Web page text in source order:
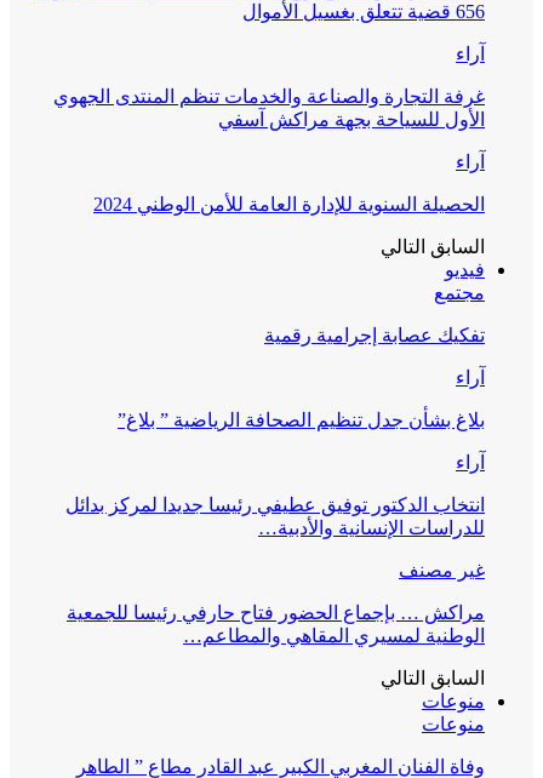
656 قضية تتعلق بغسيل الأموال
آراء
غرفة التجارة والصناعة والخدمات تنظم المنتدى الجهوي
الأول للسياحة بجهة مراكش آسفي
آراء
الحصيلة السنوية للإدارة العامة للأمن الوطني 2024
السابق التالي
فيديو
مجتمع
تفكيك عصابة إجرامية رقمية
آراء
بلاغ بشأن جدل تنظيم الصحافة الرياضية ” بلاغ”
آراء
انتخاب الدكتور توفيق عطيفي رئيسا جديدا لمركز بدائل
للدراسات الإنسانية والأدبية…
غير مصنف
مراكش … بإجماع الحضور فتاح حارفي رئيسا للجمعية
الوطنية لمسيري المقاهي والمطاعم…
السابق التالي
منوعات
منوعات
وفاة الفنان المغربي الكبير عبد القادر مطاع ” الطاهر